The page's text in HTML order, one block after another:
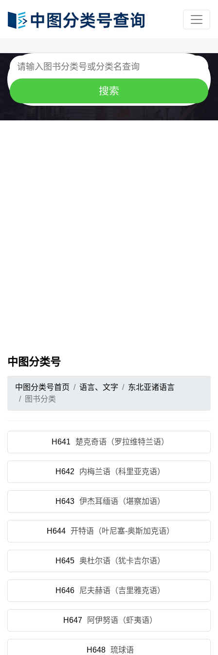
中图分类号
中图分类号首页 语言、文字
东北亚诸语言
图书分类
H641 楚克奇语（罗拉维特兰语）
H642 内梅兰语（科里亚克语）
H643 伊杰耳缅语（堪察加语）
H644 开特语（叶尼塞-奥斯加克语）
H645 奥杜尔语（犹卡吉尔语）
H646 尼夫赫语（吉里雅克语）
H647 阿伊努语（虾夷语）
H648 琉球语